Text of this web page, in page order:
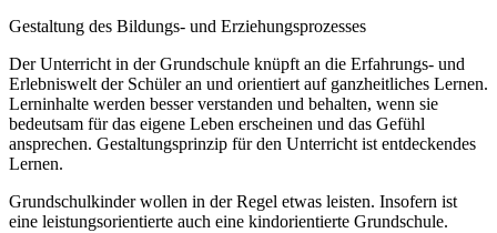
Gestaltung des Bildungs- und Erziehungsprozesses
Der Unterricht in der Grundschule knüpft an die Erfahrungs- und
Erlebniswelt der Schüler an und orientiert auf ganzheitliches Lernen.
Lerninhalte werden besser verstanden und behalten, wenn sie
bedeutsam für das eigene Leben erscheinen und das Gefühl
ansprechen. Gestaltungsprinzip für den Unterricht ist entdeckendes
Lernen.
Grundschulkinder wollen in der Regel etwas leisten. Insofern ist
eine leistungsorientierte auch eine kindorientierte Grundschule.